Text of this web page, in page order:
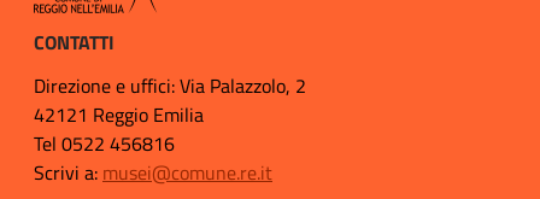
CONTATTI
Direzione e uffici: Via Palazzolo, 2
42121 Reggio Emilia
Tel 0522 456816
Scrivi a: musei@comune.re.it